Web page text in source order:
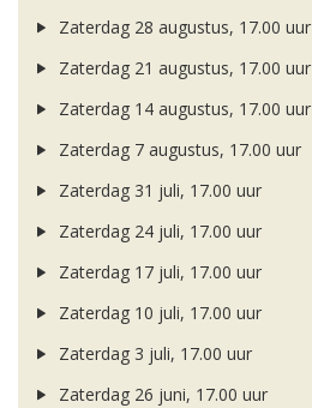
Zaterdag 28 augustus, 17.00 uur
Zaterdag 21 augustus, 17.00 uur
Zaterdag 14 augustus, 17.00 uur
Zaterdag 7 augustus, 17.00 uur
Zaterdag 31 juli, 17.00 uur
Zaterdag 24 juli, 17.00 uur
Zaterdag 17 juli, 17.00 uur
Zaterdag 10 juli, 17.00 uur
Zaterdag 3 juli, 17.00 uur
Zaterdag 26 juni, 17.00 uur